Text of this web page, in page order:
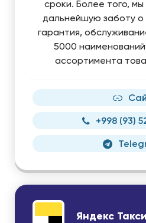
сроки. Более того,
дальнейшую заботу о
гарантия,
5000
ассортимента
+998 (93)
Яндекс Такси